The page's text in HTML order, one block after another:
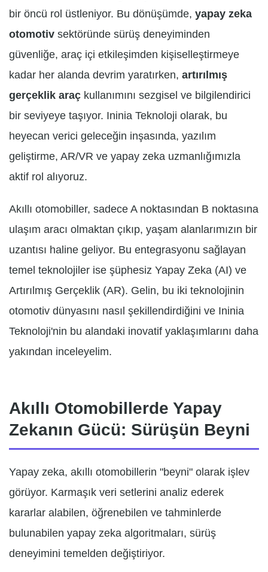
bir öncü rol üstleniyor. Bu dönüşümde, yapay zeka
otomotiv sektöründe sürüş deneyiminden
güvenliğe, araç içi etkileşimden kişiselleştirmeye
kadar her alanda devrim yaratırken, artırılmış
gerçeklik araç kullanımını sezgisel ve bilgilendirici
bir seviyeye taşıyor. Ininia Teknoloji olarak, bu
heyecan verici geleceğin inşasında, yazılım
geliştirme, AR/VR ve yapay zeka uzmanlığımızla
aktif rol alıyoruz.
Akıllı otomobiller, sadece A noktasından B noktasına
ulaşım aracı olmaktan çıkıp, yaşam alanlarımızın bir
uzantısı haline geliyor. Bu entegrasyonu sağlayan
temel teknolojiler ise şüphesiz Yapay Zeka (AI) ve
Artırılmış Gerçeklik (AR). Gelin, bu iki teknolojinin
otomotiv dünyasını nasıl şekillendirdiğini ve Ininia
Teknoloji'nin bu alandaki inovatif yaklaşımlarını daha
yakından inceleyelim.
Akıllı Otomobillerde Yapay
Zekanın Gücü: Sürüşün Beyni
Yapay zeka, akıllı otomobillerin "beyni" olarak işlev
görüyor. Karmaşık veri setlerini analiz ederek
kararlar alabilen, öğrenebilen ve tahminlerde
bulunabilen yapay zeka algoritmaları, sürüş
deneyimini temelden değiştiriyor.